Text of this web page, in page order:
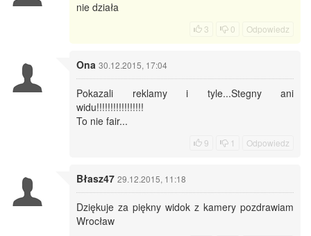
nie działa
3 0 Odpowiedz
Ona 30.12.2015, 17:04
Pokazali reklamy i tyle...Stegny ani
widu!!!!!!!!!!!!!!!!!
To nie fair...
9 1 Odpowiedz
Błasz47 29.12.2015, 11:18
Dziękuje za piękny widok z kamery pozdrawiam
Wrocław